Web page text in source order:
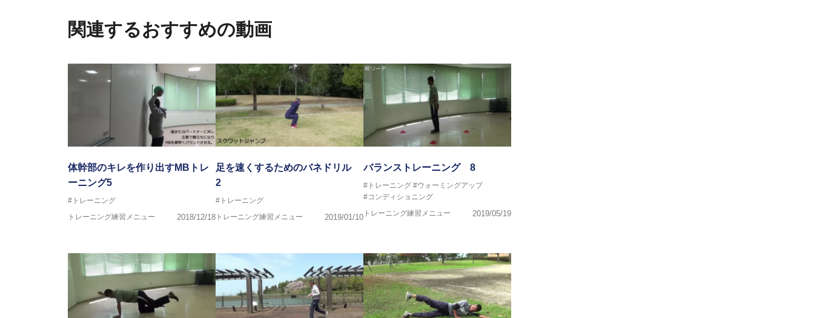
観音寺第一高校野球部
丹原高校野球部
東温高校野球部
松山西中等教育学校野球部
南宇和高校野球部
八幡浜工業野球部
IPU環太平洋大学短期大学部ソフトボール部
愛媛大学医学部準硬式野球部 他
日本スポーツ協会公認 スポーツプログラマー
日本トレーニング指導者協会 JATI?ATI
強化が出来る内容を～
関連するおすすめの動画
体幹部のキレを作り出すMBトレ
ーニング5
#トレーニング
トレーニング練習メニュー
2018/12/18
足を速くするためのバネドリル
2
#トレーニング
トレーニング練習メニュー
2019/01/10
バランストレーニング 8
#トレーニング #ウォーミングアップ
#コンディショニング
トレーニング練習メニュー
2019/05/19